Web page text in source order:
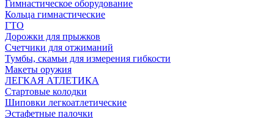
Гимнастическое оборудование
Кольца гимнастические
ГТО
Дорожки для прыжков
Счетчики для отжиманий
Тумбы, скамьи для измерения гибкости
Макеты оружия
ЛЕГКАЯ АТЛЕТИКА
Стартовые колодки
Шиповки легкоатлетические
Эстафетные палочки